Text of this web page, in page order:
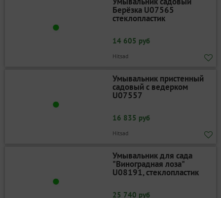
Берёзка U07565
стеклопластик
14 605 руб
Hitsad
Умывальник пристенный
садовый с ведерком
U07557
16 835 руб
Hitsad
Умывальник для сада
"Виноградная лоза"
U08191, стеклопластик
25 740 руб